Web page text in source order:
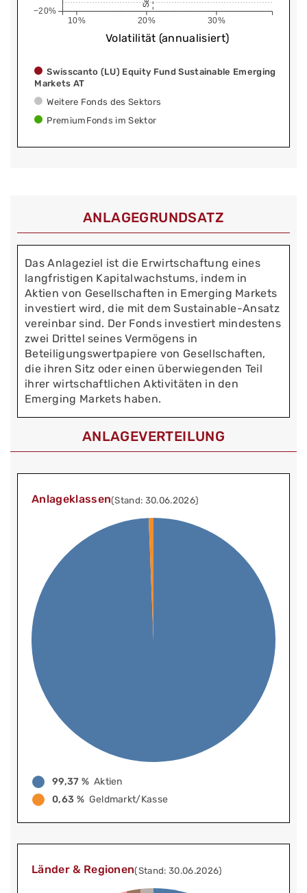
10% 20% 30%
−20%
Volatilität (annualisiert)
Swisscanto (LU) Equity Fund Sustainable Emerging
Markets AT
Weitere Fonds des Sektors
PremiumFonds im Sektor
ANLAGEGRUNDSATZ
Das Anlageziel ist die Erwirtschaftung eines
langfristigen Kapitalwachstums, indem in
Aktien von Gesellschaften in Emerging Markets
investiert wird, die mit dem Sustainable-Ansatz
vereinbar sind. Der Fonds investiert mindestens
zwei Drittel seines Vermögens in
Beteiligungswertpapiere von Gesellschaften,
die ihren Sitz oder einen überwiegenden Teil
ihrer wirtschaftlichen Aktivitäten in den
Emerging Markets haben.
ANLAGEVERTEILUNG
Anlageklassen(Stand: 30.06.2026)
99,37 % Aktien
0,63 % Geldmarkt/Kasse
Länder & Regionen(Stand: 30.06.2026)